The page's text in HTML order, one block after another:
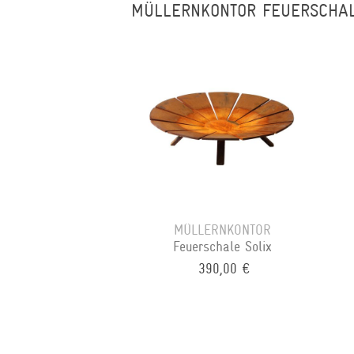
MÜLLERNKONTOR
MÜLLERNKONTOR
Feuerschale Solix
390,00 €